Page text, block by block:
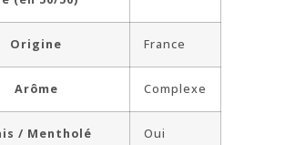
Origine France
Arôme Complexe
/ Mentholé Oui